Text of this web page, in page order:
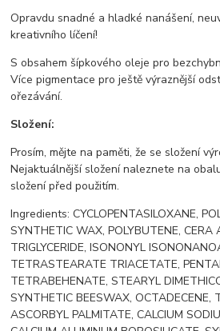
Opravdu snadné a hladké nanášení,
kreativního líčení!
S obsahem šípkového oleje pro
Více pigmentace pro ještě výraznější
ořezávání.
Složení:
Prosím, mějte na paměti, že se složení
Nejaktuálnější složení naleznete na
složení před použitím.
Ingredients: CYCLOPENTASILOXANE,
SYNTHETIC WAX, POLYBUTENE, CERA
TRIGLYCERIDE, ISONONYL
TETRASTEARATE TRIACETATE,
TETRABEHENATE, STEARYL
SYNTHETIC BEESWAX, OCTADECENE,
ASCORBYL PALMITATE, CALCIUM